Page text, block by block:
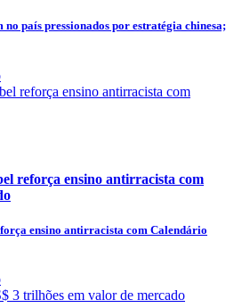
no país pressionados por estratégia chinesa;
reforça ensino antirracista com
ensino antirracista com Calendário